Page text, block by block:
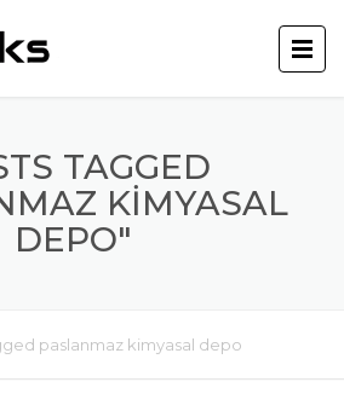
TAGGED
KIMYASAL
DEPO"
paslanmaz kimyasal depo